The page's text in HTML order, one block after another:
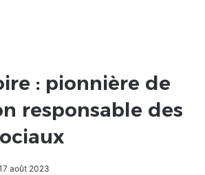
: pionnière de
responsable des
août 2023